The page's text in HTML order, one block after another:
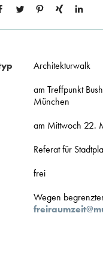
Architekturwalk
am Treffpunkt
München
am Mittwoch 22.
Referat für
frei
Wegen